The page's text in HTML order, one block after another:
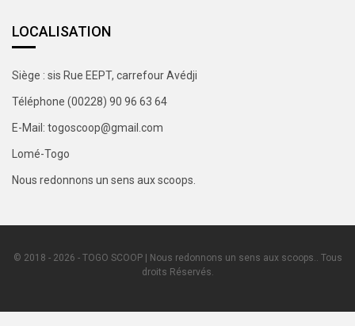
LOCALISATION
Siège : sis Rue EEPT, carrefour Avédji
Téléphone (00228) 90 96 63 64
E-Mail: togoscoop@gmail.com
Lomé-Togo
Nous redonnons un sens aux scoops.
© 2018 - 2026 - TOGO SCOOP | Nous redonnons un sens aux scoops.. Tous
droits Réservés.